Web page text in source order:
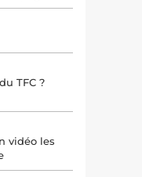
TFC ?
vidéo les